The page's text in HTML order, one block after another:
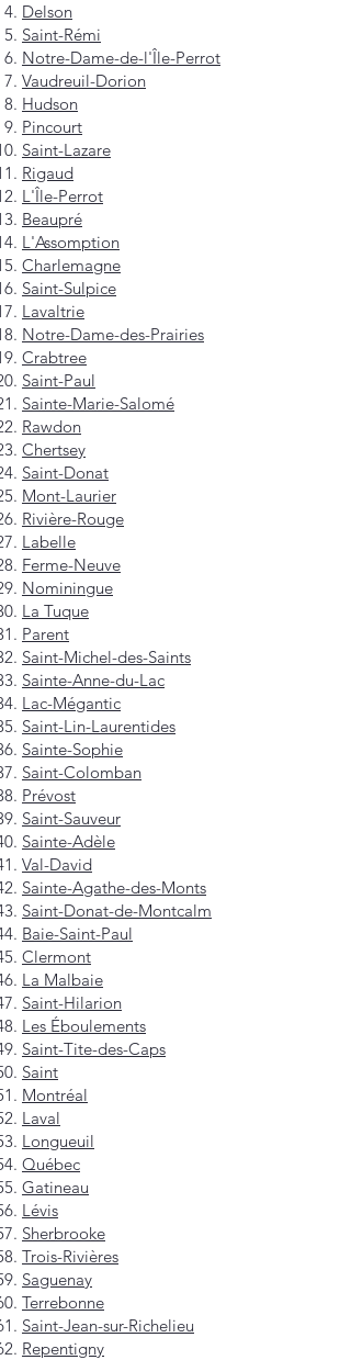
Delson
Saint-Rémi
Notre-Dame-de-l'Île-Perrot
Vaudreuil-Dorion
Hudson
Pincourt
Saint-Lazare
Rigaud
L'Île-Perrot
Beaupré
L'Assomption
Charlemagne
Saint-Sulpice
Lavaltrie
Notre-Dame-des-Prairies
Crabtree
Saint-Paul
Sainte-Marie-Salomé
Rawdon
Chertsey
Saint-Donat
Mont-Laurier
Rivière-Rouge
Labelle
Ferme-Neuve
Nominingue
La Tuque
Parent
Saint-Michel-des-Saints
Sainte-Anne-du-Lac
Lac-Mégantic
Saint-Lin-Laurentides
Sainte-Sophie
Saint-Colomban
Prévost
Saint-Sauveur
Sainte-Adèle
Val-David
Sainte-Agathe-des-Monts
Saint-Donat-de-Montcalm
Baie-Saint-Paul
Clermont
La Malbaie
Saint-Hilarion
Les Éboulements
Saint-Tite-des-Caps
Saint
Montréal
Laval
Longueuil
Québec
Gatineau
Lévis
Sherbrooke
Trois-Rivières
Saguenay
Terrebonne
Saint-Jean-sur-Richelieu
Repentigny